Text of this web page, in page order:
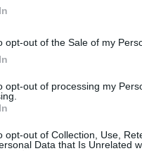
opt-out of the Sale of my
opt-out of processing my
opt-out of Collection, Use,
Data that Is Unrelated
Anzahl
aus
Also LEUTE hände